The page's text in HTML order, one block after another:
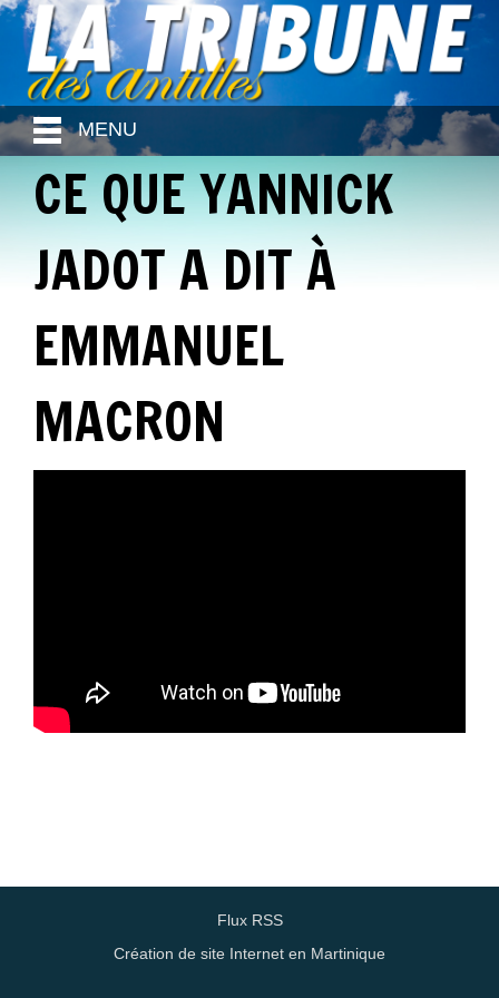
MENU
CE QUE YANNICK
JADOT A DIT À
EMMANUEL
MACRON
Flux RSS
Création de site Internet en Martinique